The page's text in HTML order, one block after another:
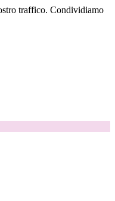
traffico. Condividiamo